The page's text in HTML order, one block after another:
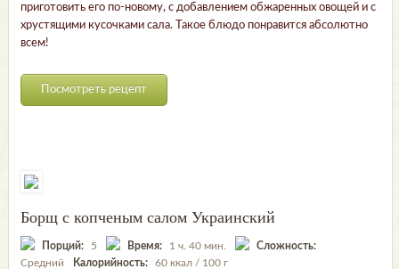
приготовить его по-новому, с добавлением обжаренных овощей и с
хрустящими кусочками сала. Такое блюдо понравится абсолютно
всем!
Посмотреть рецепт
Борщ с копченым салом Украинский
Порций: 5 Время: 1 ч. 40 мин.
Сложность:
Средний
Калорийность: 60 ккал / 100 г